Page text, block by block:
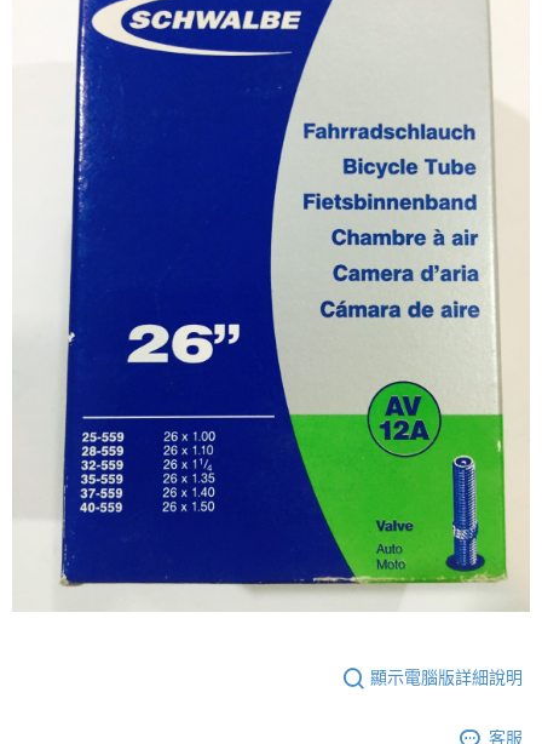
１．透過由恩沛科技股份有限公司提供之「AFTEE先享後付」服務完成之交
易，需依本服務之必要範圍內提供個人資料，並將交易相關給付款項請求債
權轉讓予恩沛科技股份有限公司。
２．關於個人資料處理事宜，請瀏覽以下網址：
https://aftee.tw/terms/#terms3
３．未成年的使用者請事先徵得法定代理人或監護人之同意方可使用
「AFTEE先享後付」，若未經同意申辦者引起之損失，本公司不負相關責
４．使用「AFTEE先享後付」時，將依據個別帳號之用戶狀況，依本公司即
時審查核予不同之上限額度；若仍有額度不足之情形，本公司將視審查結果
請求用戶進行身份認證。
５．嚴禁一人註冊多個帳號或使用他人資訊註冊。若發現惡意使用之情形，
恩沛科技股份有限公司將有權停止該用戶之使用額度並採取法律行動。
每筆NT$80，滿NT$1,300(含以上)免運費
顯示電腦版詳細說明
客服